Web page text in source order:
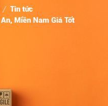
Tin tức
Miền Nam Giá Tốt